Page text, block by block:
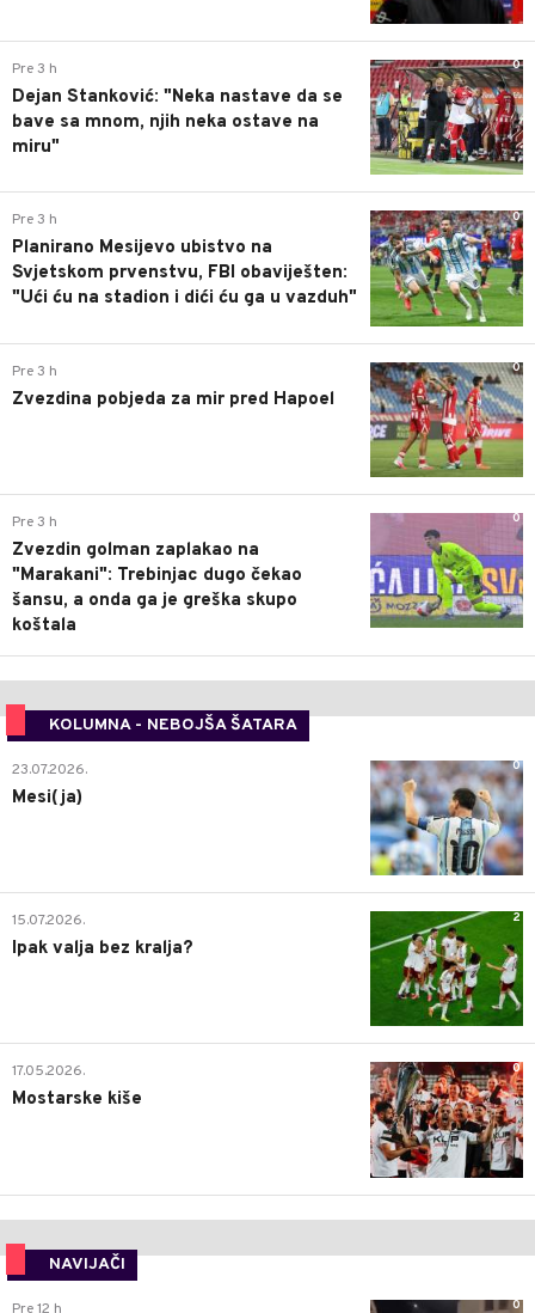
0
Pre 3 h
Dejan Stanković: "Neka nastave da se
bave sa mnom, njih neka ostave na
miru"
0
Pre 3 h
Planirano Mesijevo ubistvo na
Svjetskom prvenstvu, FBI obaviješten:
"Ući ću na stadion i dići ću ga u vazduh"
0
Pre 3 h
Zvezdina pobjeda za mir pred Hapoel
0
Pre 3 h
Zvezdin golman zaplakao na
"Marakani": Trebinjac dugo čekao
šansu, a onda ga je greška skupo
koštala
KOLUMNA - NEBOJŠA ŠATARA
0
23.07.2026.
Mesi(ja)
2
15.07.2026.
Ipak valja bez kralja?
0
17.05.2026.
Mostarske kiše
NAVIJAČI
0
Pre 12 h